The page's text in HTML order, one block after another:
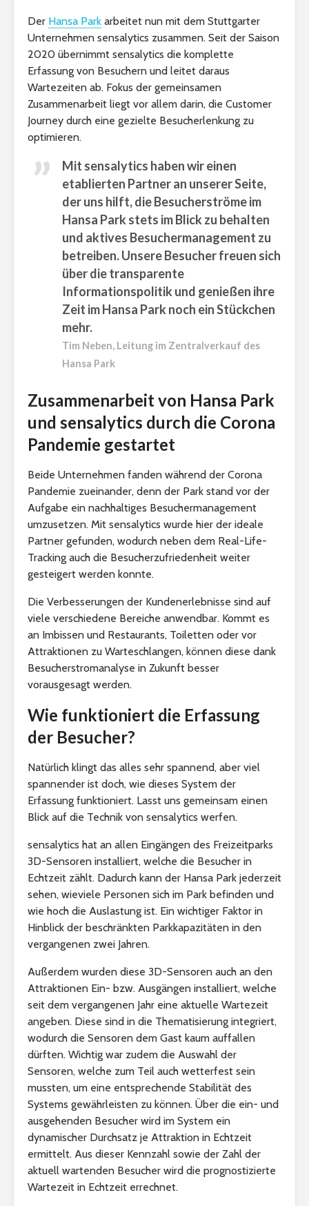
Der Hansa Park arbeitet nun mit dem Stuttgarter
Unternehmen sensalytics zusammen. Seit der Saison
2020 übernimmt sensalytics die komplette
Erfassung von Besuchern und leitet daraus
Wartezeiten ab. Fokus der gemeinsamen
Zusammenarbeit liegt vor allem darin, die Customer
Journey durch eine gezielte Besucherlenkung zu
optimieren.
Mit sensalytics haben wir einen
etablierten Partner an unserer Seite,
der uns hilft, die Besucherströme im
Hansa Park stets im Blick zu behalten
und aktives Besuchermanagement zu
betreiben. Unsere Besucher freuen sich
über die transparente
Informationspolitik und genießen ihre
Zeit im Hansa Park noch ein Stückchen
mehr.
Tim Neben, Leitung im Zentralverkauf des
Hansa Park
Zusammenarbeit von Hansa Park
und sensalytics durch die Corona
Pandemie gestartet
Beide Unternehmen fanden während der Corona
Pandemie zueinander, denn der Park stand vor der
Aufgabe ein nachhaltiges Besuchermanagement
umzusetzen. Mit sensalytics wurde hier der ideale
Partner gefunden, wodurch neben dem Real-Life-
Tracking auch die Besucherzufriedenheit weiter
gesteigert werden konnte.
Die Verbesserungen der Kundenerlebnisse sind auf
viele verschiedene Bereiche anwendbar. Kommt es
an Imbissen und Restaurants, Toiletten oder vor
Attraktionen zu Warteschlangen, können diese dank
Besucherstromanalyse in Zukunft besser
vorausgesagt werden.
Wie funktioniert die Erfassung
der Besucher?
Natürlich klingt das alles sehr spannend, aber viel
spannender ist doch, wie dieses System der
Erfassung funktioniert. Lasst uns gemeinsam einen
Blick auf die Technik von sensalytics werfen.
sensalytics hat an allen Eingängen des Freizeitparks
3D-Sensoren installiert, welche die Besucher in
Echtzeit zählt. Dadurch kann der Hansa Park jederzeit
sehen, wieviele Personen sich im Park befinden und
wie hoch die Auslastung ist. Ein wichtiger Faktor in
Hinblick der beschränkten Parkkapazitäten in den
vergangenen zwei Jahren.
Außerdem wurden diese 3D-Sensoren auch an den
Attraktionen Ein- bzw. Ausgängen installiert, welche
seit dem vergangenen Jahr eine aktuelle Wartezeit
angeben. Diese sind in die Thematisierung integriert,
wodurch die Sensoren dem Gast kaum auffallen
dürften. Wichtig war zudem die Auswahl der
Sensoren, welche zum Teil auch wetterfest sein
mussten, um eine entsprechende Stabilität des
Systems gewährleisten zu können. Über die ein- und
ausgehenden Besucher wird im System ein
dynamischer Durchsatz je Attraktion in Echtzeit
ermittelt. Aus dieser Kennzahl sowie der Zahl der
aktuell wartenden Besucher wird die prognostizierte
Wartezeit in Echtzeit errechnet.